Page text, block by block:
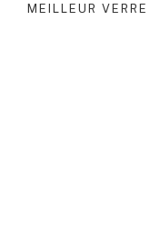
MEILLEUR VERRE